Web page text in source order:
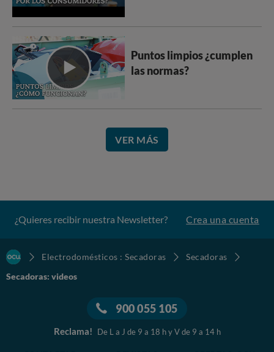
Puntos limpios ¿cumplen
las normas?
VER MÁS
¿Quieres recibir nuestra Newsletter? Crea una cuenta
Electrodomésticos : Secadoras
Secadoras
Secadoras: videos
900 055 105
Reclama! De L a J de 9 a 18 h y V de 9 a 14 h